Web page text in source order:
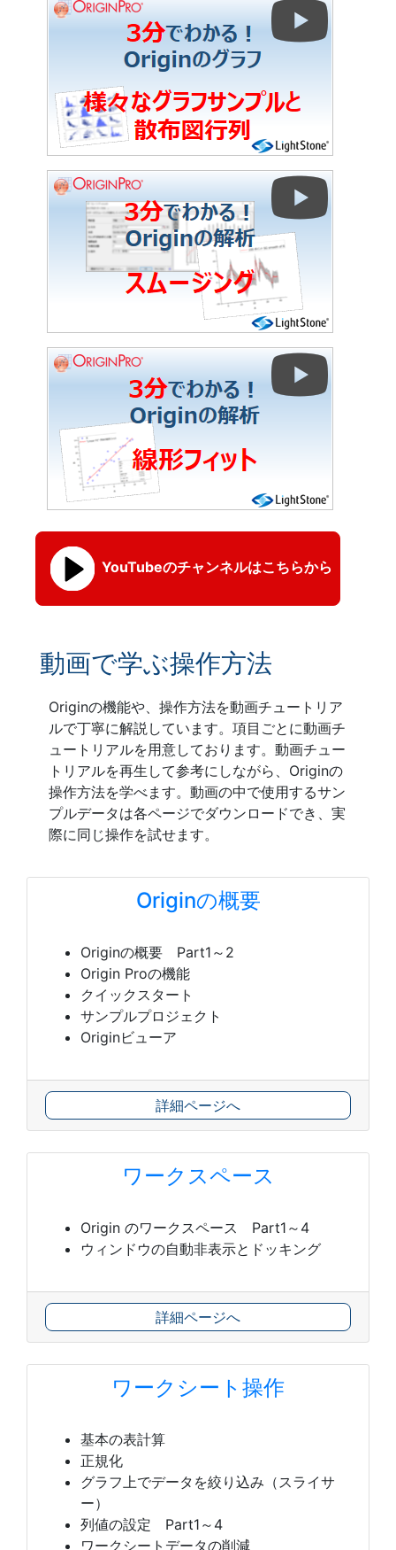
YouTubeのチャンネルはこちらから
動画で学ぶ操作方法
Originの機能や、操作方法を動画チュートリア
ルで丁寧に解説しています。項目ごとに動画チ
ュートリアルを用意しております。動画チュー
トリアルを再生して参考にしながら、Originの
操作方法を学べます。動画の中で使用するサン
プルデータは各ページでダウンロードでき、実
際に同じ操作を試せます。
Originの概要
Originの概要 Part1～2
Origin Proの機能
クイックスタート
サンプルプロジェクト
Originビューア
詳細ページへ
ワークスペース
Origin のワークスペース Part1～4
ウィンドウの自動非表示とドッキング
詳細ページへ
ワークシート操作
基本の表計算
正規化
グラフ上でデータを絞り込み（スライサ
ー）
列値の設定 Part1～4
ワークシートデータの削減